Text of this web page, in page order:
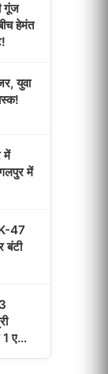
गूंज
हेमंत
युवा
में
में
47
बंटी
एकड़